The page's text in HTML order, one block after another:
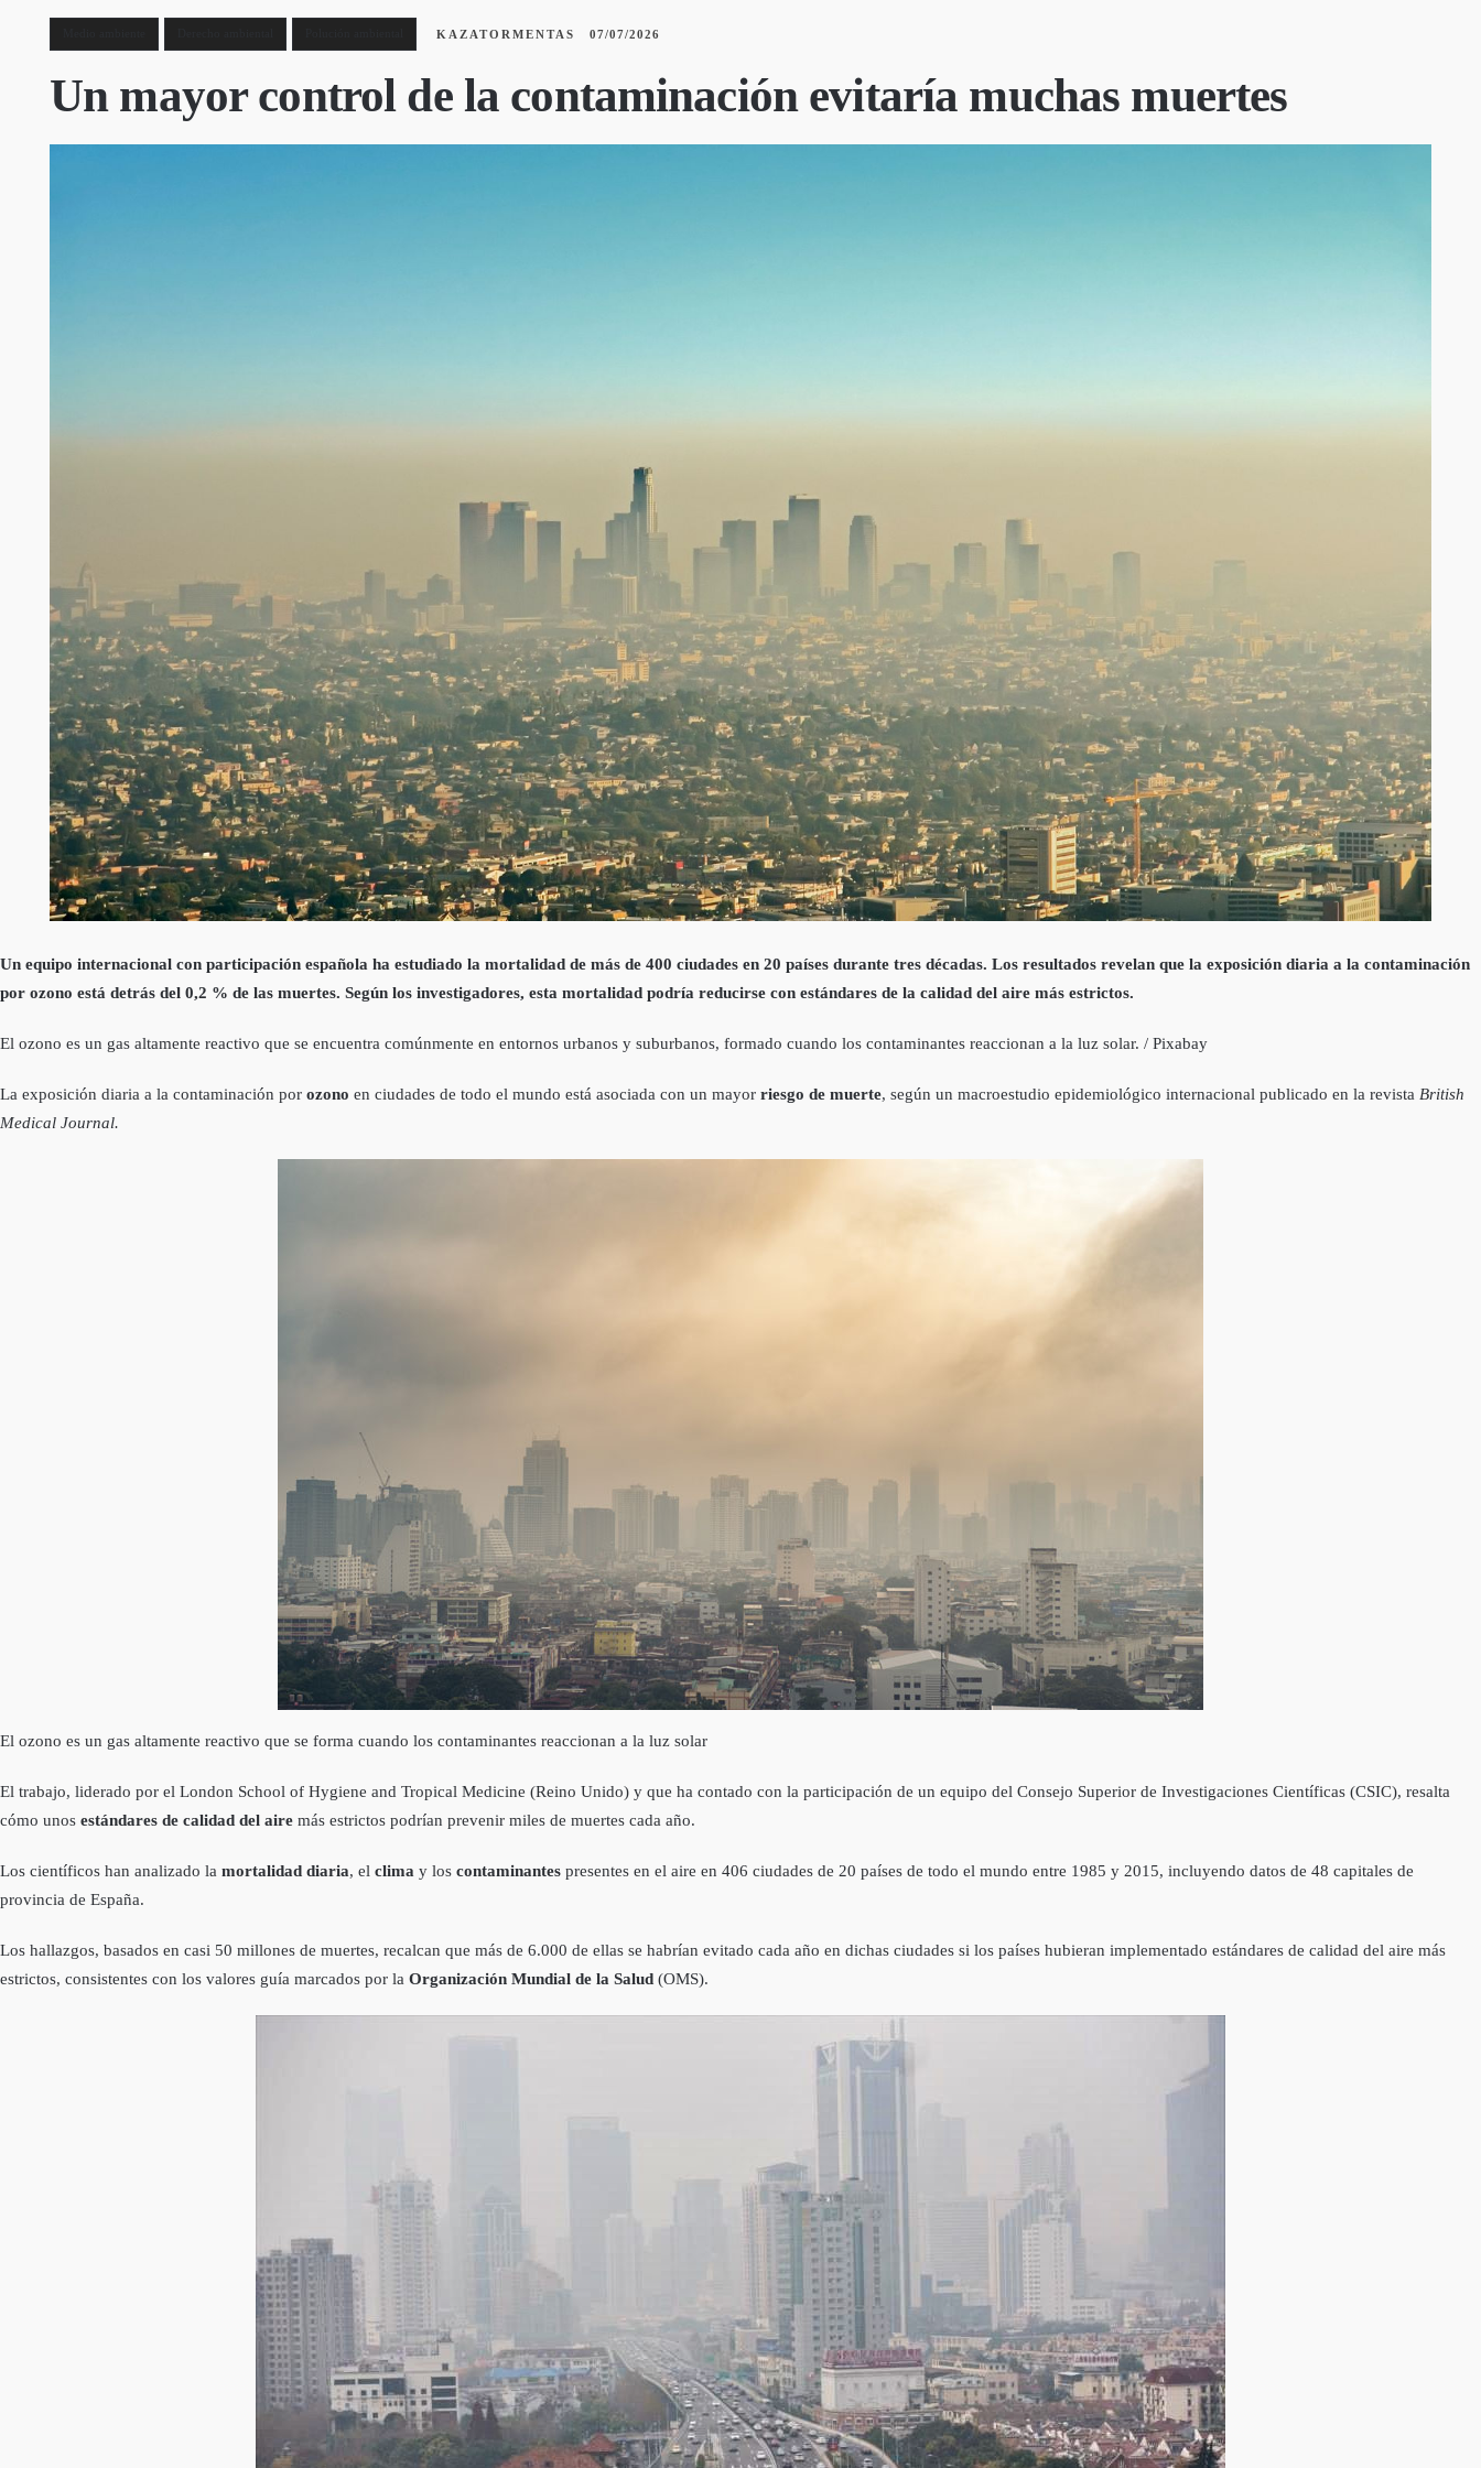
KAZATORMENTAS 07/07/2026
Un mayor control de la contaminación evitaría muchas muertes
Un equipo internacional con participación española ha estudiado la mortalidad de más de 400 ciudades en 20 países durante tres décadas. Los resultados revelan que la exposición diaria a la contaminación
por ozono está detrás del 0,2 % de las muertes. Según los investigadores, esta mortalidad podría reducirse con estándares de la calidad del aire más estrictos.
El ozono es un gas altamente reactivo que se encuentra comúnmente en entornos urbanos y suburbanos, formado cuando los contaminantes reaccionan a la luz solar. / Pixabay
La exposición diaria a la contaminación por ozono en ciudades de todo el mundo está asociada con un mayor riesgo de muerte, según un macroestudio epidemiológico internacional publicado en la revista British
Medical Journal.
El ozono es un gas altamente reactivo que se forma cuando los contaminantes reaccionan a la luz solar
El trabajo, liderado por el London School of Hygiene and Tropical Medicine (Reino Unido) y que ha contado con la participación de un equipo del Consejo Superior de Investigaciones Científicas (CSIC), resalta
cómo unos estándares de calidad del aire más estrictos podrían prevenir miles de muertes cada año.
Los científicos han analizado la mortalidad diaria, el clima y los contaminantes presentes en el aire en 406 ciudades de 20 países de todo el mundo entre 1985 y 2015, incluyendo datos de 48 capitales de
provincia de España.
Los hallazgos, basados en casi 50 millones de muertes, recalcan que más de 6.000 de ellas se habrían evitado cada año en dichas ciudades si los países hubieran implementado estándares de calidad del aire más
estrictos, consistentes con los valores guía marcados por la Organización Mundial de la Salud (OMS).